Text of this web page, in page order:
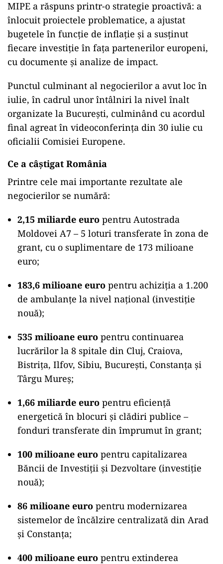
MIPE a răspuns printr-o strategie proactivă: a
înlocuit proiectele problematice, a ajustat
bugetele în funcție de inflație și a susținut
fiecare investiție în fața partenerilor europeni,
cu documente și analize de impact.
Punctul culminant al negocierilor a avut loc în
iulie, în cadrul unor întâlniri la nivel înalt
organizate la București, culminând cu acordul
final agreat în videoconferința din 30 iulie cu
oficialii Comisiei Europene.
Ce a câștigat România
Printre cele mai importante rezultate ale
negocierilor se numără:
2,15 miliarde euro pentru Autostrada
Moldovei A7 – 5 loturi transferate în zona de
grant, cu o suplimentare de 173 milioane
euro;
183,6 milioane euro pentru achiziția a 1.200
de ambulanțe la nivel național (investiție
nouă);
535 milioane euro pentru continuarea
lucrărilor la 8 spitale din Cluj, Craiova,
Bistrița, Ilfov, Sibiu, București, Constanța și
Târgu Mureș;
1,66 miliarde euro pentru eficiență
energetică în blocuri și clădiri publice –
fonduri transferate din împrumut în grant;
100 milioane euro pentru capitalizarea
Băncii de Investiții și Dezvoltare (investiție
nouă);
86 milioane euro pentru modernizarea
sistemelor de încălzire centralizată din Arad
și Constanța;
400 milioane euro pentru extinderea